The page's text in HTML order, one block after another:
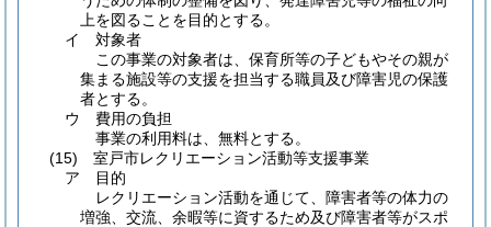
上を図ることを目的とする。
イ
対象者
この事業の対象者は、保育所等の子どもやその親が
集まる施設等の支援を担当する職員及び障害児の保護
者とする。
ウ
費用の負担
事業の利用料は、無料とする。
(15)
室戸市レクリエーション活動等支援事業
ア
目的
レクリエーション活動を通じて、障害者等の体力の
増強、交流、余暇等に資するため及び障害者等がスポ